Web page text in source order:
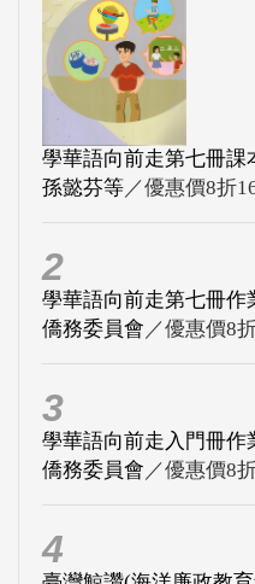
學華語向前走第七冊課
孫懿芬等／優惠價8折
2
學華語向前走第七冊作
僑務委員會 ／優惠價8
3
學華語向前走入門冊作
僑務委員會 ／優惠價8
4